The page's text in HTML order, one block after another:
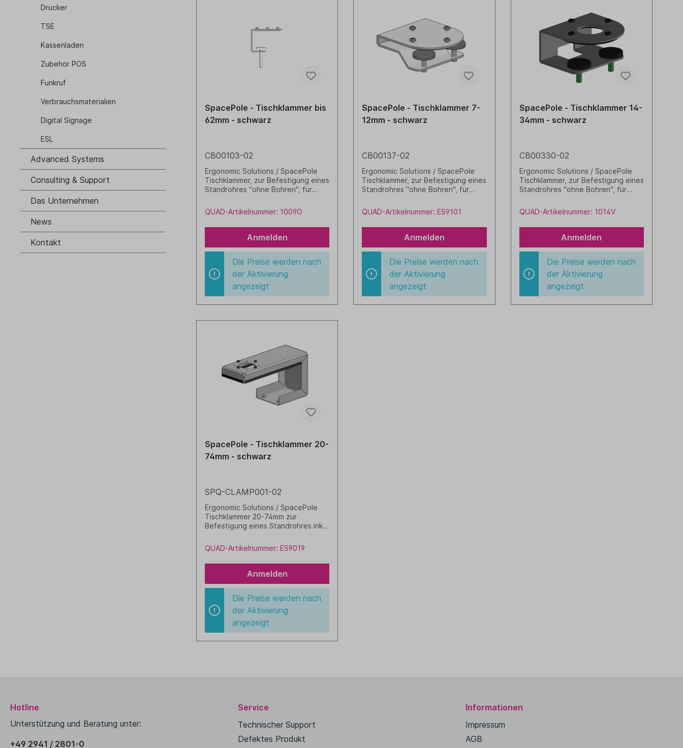
Drucker
TSE
Kassenladen
Zubehör POS
Funkruf
Verbrauchsmaterialien
Digital Signage
ESL
Advanced Systems
Consulting & Support
Das Unternehmen
News
Kontakt
SpacePole - Tischklammer bis
62mm - schwarz
CB00103-02
Ergonomic Solutions / SpacePole
Tischklammer, zur Befestigung eines
Standrohres "ohne Bohren", für
schwarz
QUAD-Artikelnummer: 1009O
Anmelden
Die Preise werden nach
der Aktivierung
angezeigt
SpacePole - Tischklammer 7-
12mm - schwarz
CB00137-02
Ergonomic Solutions / SpacePole
Tischklammer, zur Befestigung eines
Standrohres "ohne Bohren", für
schwarz
QUAD-Artikelnummer: ES9101
Anmelden
Die Preise werden nach
der Aktivierung
angezeigt
SpacePole - Tischklammer 14-
34mm - schwarz
CB00330-02
Ergonomic Solutions / SpacePole
Tischklammer, zur Befestigung eines
Standrohres "ohne Bohren", für
schwarz
QUAD-Artikelnummer: 1014V
Anmelden
Die Preise werden nach
der Aktivierung
angezeigt
SpacePole - Tischklammer 20-
74mm - schwarz
SPQ-CLAMP001-02
Ergonomic Solutions / SpacePole
Tischklammer 20-74mm zur
Befestigung eines Standrohres inkl.
QUAD-Artikelnummer: ES9019
Anmelden
Die Preise werden nach
der Aktivierung
angezeigt
Hotline
Unterstützung und Beratung unter:
+49 2941 / 2801-0
Service
Technischer Support
Defektes Produkt
Informationen
Impressum
AGB